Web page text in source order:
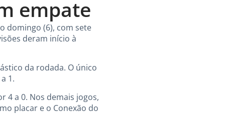
empate
domingo (6), com sete
deram início à
da rodada. O único
1.
4 a 0. Nos demais jogos,
placar e o Conexão do